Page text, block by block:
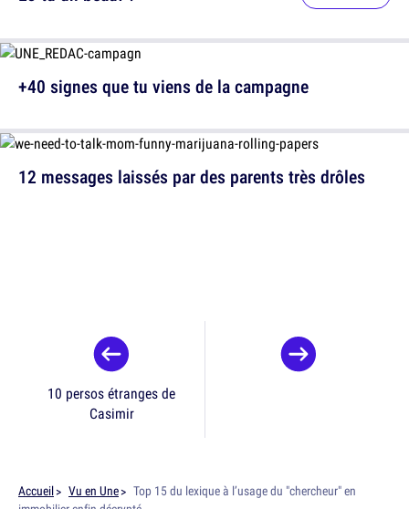
12 messages laissés par des parents très drôles
+40 signes que tu viens de la campagne
10 persos étranges de
Casimir
Accueil Vu en Une
Top 15 du lexique à l’usage du "chercheur" en